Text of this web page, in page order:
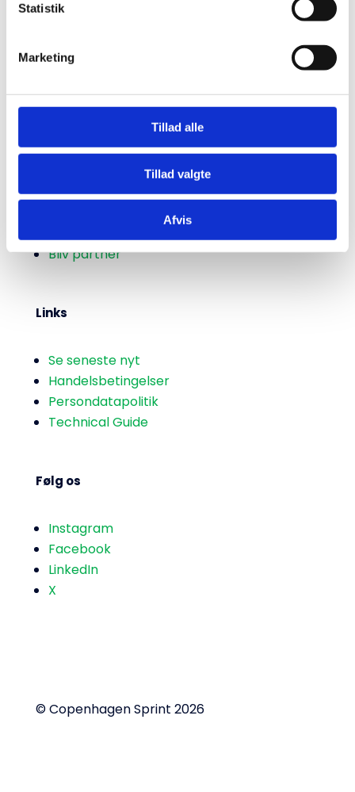
Statistik
Marketing
Tillad alle
Tillad valgte
Afvis
Tilbage til forsiden
Bliv partner
Links
Se seneste nyt
Handelsbetingelser
Persondatapolitik
Technical Guide
Følg os
Instagram
Facebook
LinkedIn
X
© Copenhagen Sprint 2026